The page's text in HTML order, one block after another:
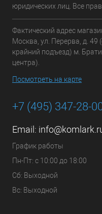
юридических лиц. Все
Фактический адрес
Москва, ул. Перерва, д.
крайний подъезд) м.
центра).
Посмотреть на карте
+7 (495) 347-28-
Email:
График работы
Пн-Пт: с 10:00 до 18:00
Сб: Выходной
Вс: Выходной